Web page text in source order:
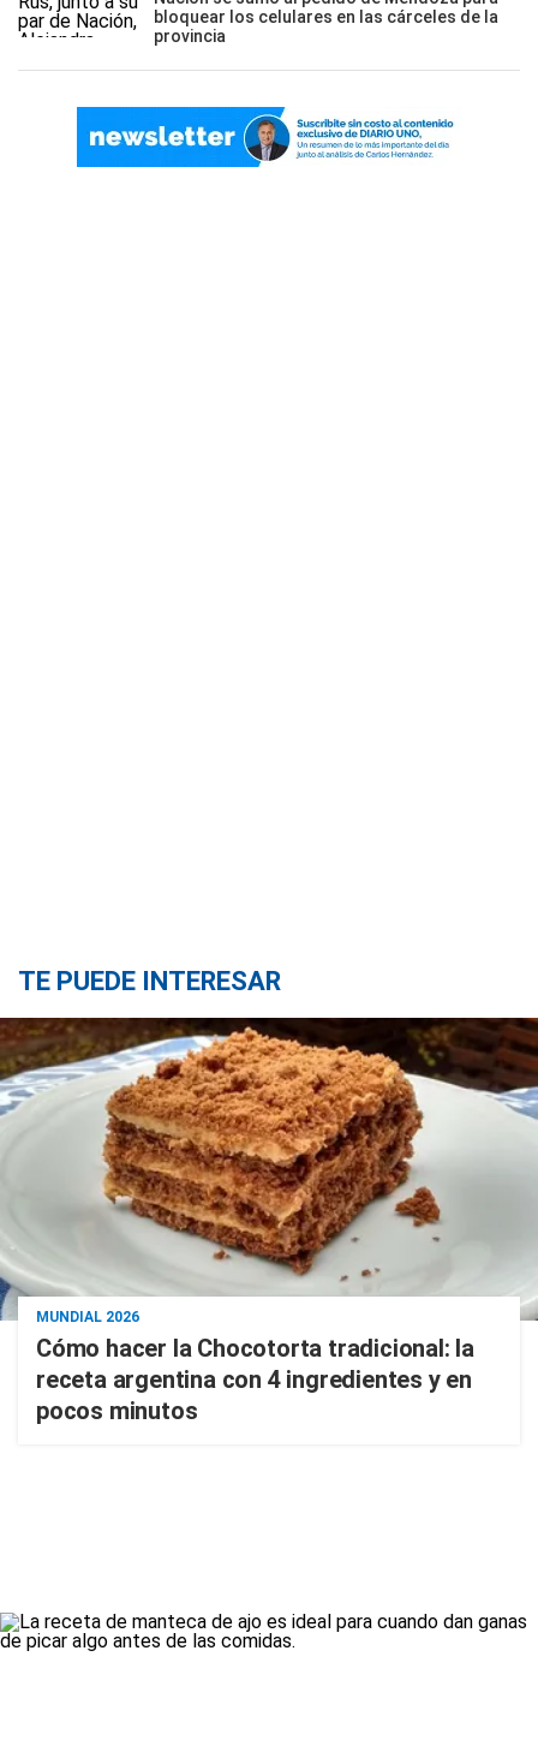
bloquear los celulares en las cárceles de la
provincia
TE PUEDE INTERESAR
MUNDIAL 2026
Cómo hacer la Chocotorta tradicional: la
receta argentina con 4 ingredientes y en
pocos minutos